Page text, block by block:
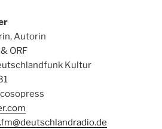
Autorin
ORF
Kultur